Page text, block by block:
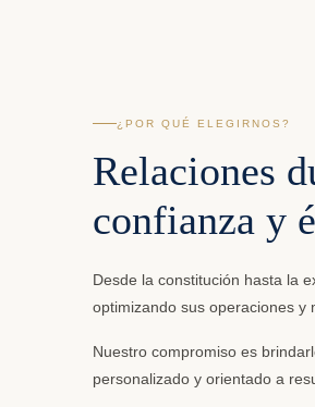
¿POR QUÉ ELEGIRNOS?
Relaciones
confianza y
Desde la constitución hasta la
optimizando sus operaciones y
Nuestro compromiso es
personalizado y orientado a